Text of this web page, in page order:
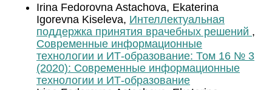
Irina Fedorovna Astachova, Ekaterina
Igorevna Kiseleva, Интеллектуальная
поддержка принятия врачебных решений ,
Современные информационные
технологии и ИТ-образование: Том 16 № 3
(2020): Современные информационные
технологии и ИТ-образование